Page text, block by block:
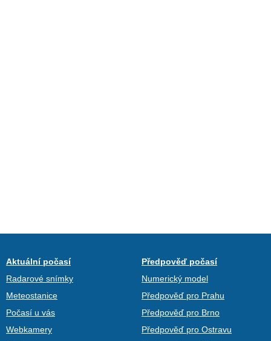
Aktuální počasí
Radarové snímky
Meteostanice
Počasí u vás
Webkamery
Předpověď počasí
Numerický model
Předpověď pro Prahu
Předpověď pro Brno
Předpověď pro Ostravu